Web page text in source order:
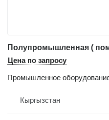
Полупромышленная (
Цена по запросу
Промышленное
Кыргызстан